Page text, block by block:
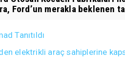
Ford’un merakla beklenen
Tanıtıldı
elektrikli araç sahiplerine